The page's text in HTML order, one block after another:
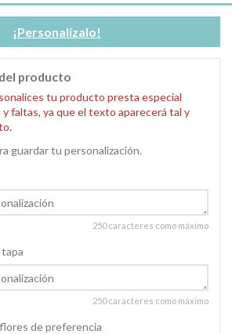
¡Personalízalo!
producto
tu producto presta especial
faltas, ya que el texto aparecerá tal y
guardar tu personalización.
250 caracteres como máximo
250 caracteres como máximo
de preferencia